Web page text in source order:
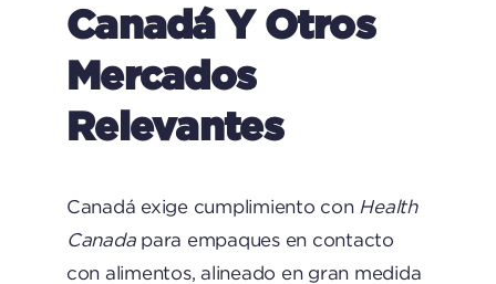
Canadá Y Otros
Mercados
Relevantes
Canadá exige cumplimiento con Health
Canadapara empaques en contacto
con alimentos, alineado en gran medida